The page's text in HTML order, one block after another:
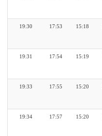
15:18
17:53
19:30
15:19
17:54
19:31
15:20
17:55
19:33
15:20
17:57
19:34